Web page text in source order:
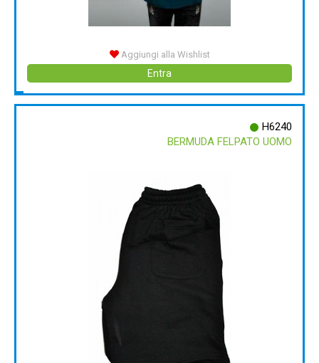
Aggiungi alla Wishlist
Entra
H6240
BERMUDA FELPATO UOMO